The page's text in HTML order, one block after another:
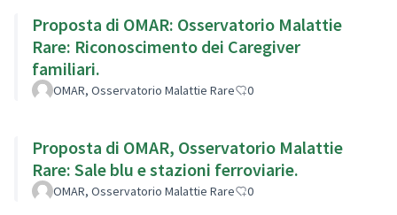
Proposta di OMAR: Osservatorio Malattie
Rare: Riconoscimento dei Caregiver
familiari.
OMAR, Osservatorio Malattie Rare 0
Proposta di OMAR, Osservatorio Malattie
Rare: Sale blu e stazioni ferroviarie.
OMAR, Osservatorio Malattie Rare 0